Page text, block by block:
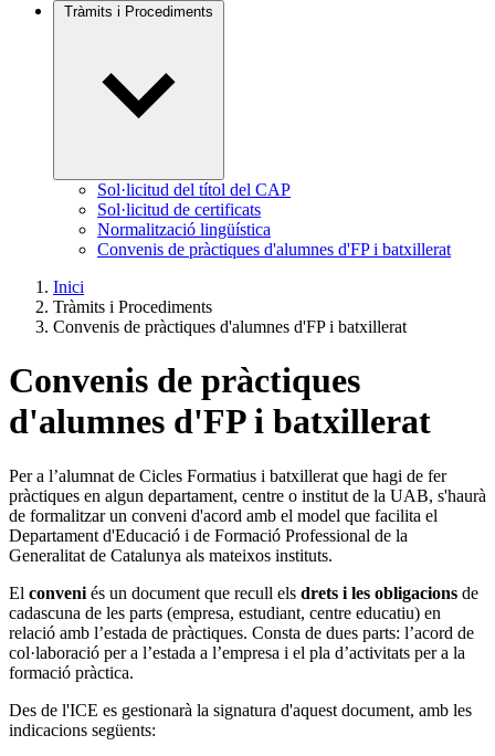
Tràmits i Procediments
Sol·licitud del títol del CAP
Sol·licitud de certificats
Normalització lingüística
Convenis de pràctiques d'alumnes d'FP i batxillerat
Inici
Tràmits i Procediments
Convenis de pràctiques d'alumnes d'FP i batxillerat
Convenis de pràctiques
d'alumnes d'FP i batxillerat
Per a l’alumnat de Cicles Formatius i batxillerat que hagi de fer
pràctiques en algun departament, centre o institut de la UAB, s'haurà
de formalitzar un conveni d'acord amb el model que facilita el
Departament d'Educació i de Formació Professional de la
Generalitat de Catalunya als mateixos instituts.
El conveni és un document que recull els drets i les obligacions de
cadascuna de les parts (empresa, estudiant, centre educatiu) en
relació amb l’estada de pràctiques. Consta de dues parts: l’acord de
col·laboració per a l’estada a l’empresa i el pla d’activitats per a la
formació pràctica.
Des de l'ICE es gestionarà la signatura d'aquest document, amb les
indicacions següents: